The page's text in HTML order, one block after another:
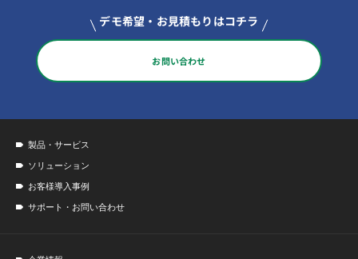
デモ希望・お見積もりはコチラ
お問い合わせ
製品・サービス
ソリューション
お客様導入事例
サポート・お問い合わせ